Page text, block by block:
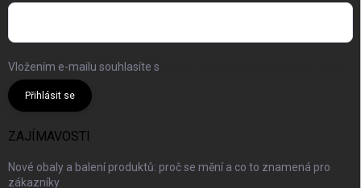
Vložením e-mailu souhlasíte s
Přihlásit se
ZAJÍMAVOSTI
Nové obaly a balení produktů: proč se mění a co to znamená pro
zákazníky